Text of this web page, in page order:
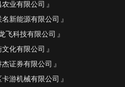
业有限公司
新能源有限公司
飞科技有限公司
化有限公司
证券有限公司
游机械有限公司